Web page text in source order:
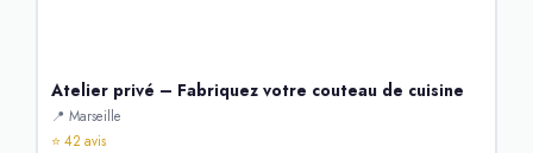
Atelier privé – Fabriquez votre couteau de cuisine
📍 Marseille
⭐ 42 avis